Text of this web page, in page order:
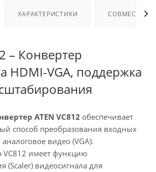
ХАРАКТЕРИСТИКИ
– Конвертер
HDMI-VGA, поддержка
ATEN VC812 обеспечивает
способ преобразования входных
видео (VGA).
VC812 имеет функцию
(Scaler) видеосигнала для